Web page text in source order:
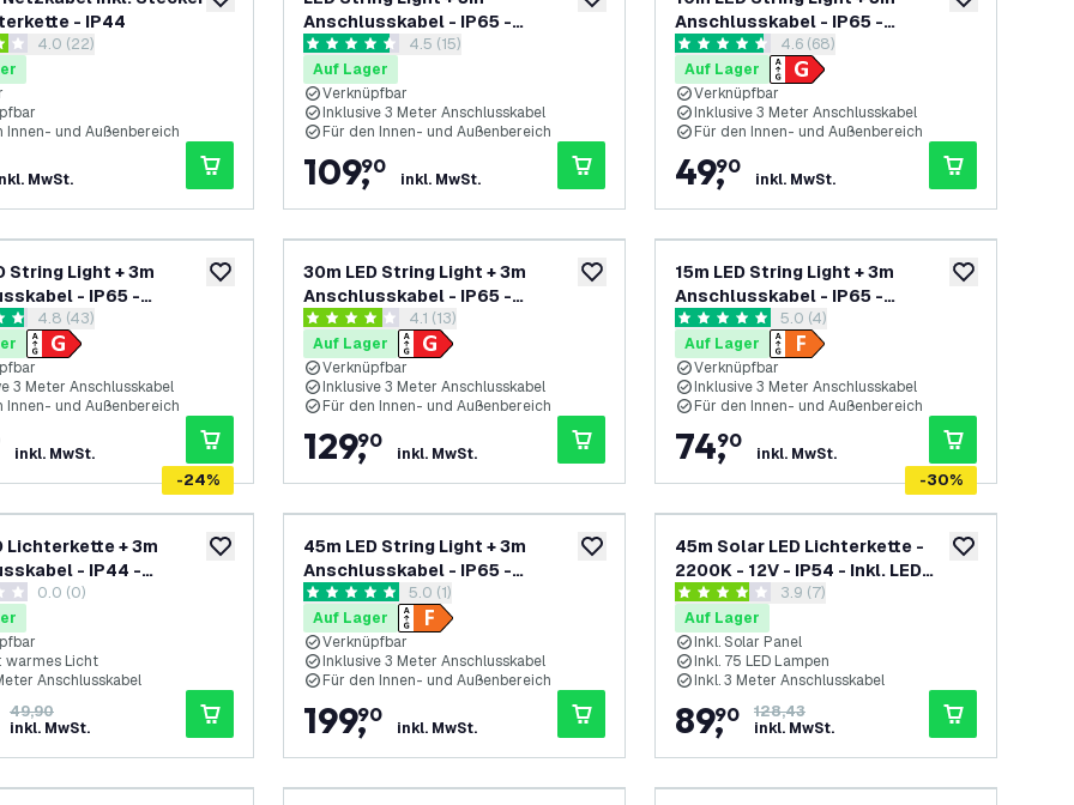
zur Wunschliste hinzufügen
- IP44
Bewertungsbereich öffnen
4.0 (22)
Innen- und Außenbereich
MwSt.
zur Wunschliste hinzufügen
Anschlusskabel - IP65 -
Verknüpfbar - E27-Fassungen
Bewertungsbereich öffnen
4.5 Bewertungssterne
4.5 (15)
Auf Lager
Verknüpfbar
Inklusive 3 Meter Anschlusskabel
Für den Innen- und Außenbereich
109,
90
inkl. MwSt.
zur
Anschlusskabel - IP65 -
Verknüpfbar - inkl. 10 LEDs
Bewertungsbereich öffnen
4.6 Bewertungssterne
4.6 (68)
Auf Lager
Verknüpfbar
Inklusive 3 Meter Anschlusskabel
Für den Innen- und Außenbereich
49,
90
inkl. MwSt.
zur Wunschliste hinzufügen
String Light + 3m
- IP65 -
- inkl. 20 LEDs
Bewertungsbereich öffnen
4.8 (43)
3 Meter Anschlusskabel
Innen- und Außenbereich
inkl. MwSt.
zur Wunschliste hinzufügen
30m LED String Light + 3m
Anschlusskabel - IP65 -
Verknüpfbar - inkl. 30 LEDs
Bewertungsbereich öffnen
4.1 Bewertungssterne
4.1 (13)
Auf Lager
Verknüpfbar
Inklusive 3 Meter Anschlusskabel
Für den Innen- und Außenbereich
129,
90
inkl. MwSt.
zur
15m LED String Light + 3m
Anschlusskabel - IP65 -
Verknüpfbar - inkl. 15 LEDs
Bewertungsbereich öffnen
5 Bewertungssterne
5.0 (4)
Auf Lager
Verknüpfbar
Inklusive 3 Meter Anschlusskabel
Für den Innen- und Außenbereich
74,
90
inkl. MwSt.
zur Wunschliste hinzufügen
-24%
Lichterkette + 3m
- IP44 -
- Inkl. 10 LED Lampen
0.0 (0)
warmes Licht
Anschlusskabel
49,90
inkl. MwSt.
zur Wunschliste hinzufügen
45m LED String Light + 3m
Anschlusskabel - IP65 -
Verknüpfbar - inkl. 45 LEDs
Bewertungsbereich öffnen
5 Bewertungssterne
5.0 (1)
Auf Lager
Verknüpfbar
Inklusive 3 Meter Anschlusskabel
Für den Innen- und Außenbereich
199,
90
inkl. MwSt.
zur
-30%
45m Solar LED Lichterkette -
2200K - 12V - IP54 - Inkl. LED
Lampen - G40 - Plug & Play
Bewertungsbereich öffnen
3.9 Bewertungssterne
3.9 (7)
Auf Lager
Inkl. Solar Panel
Inkl. 75 LED Lampen
Inkl. 3 Meter Anschlusskabel
89,
90
128,43
inkl. MwSt.